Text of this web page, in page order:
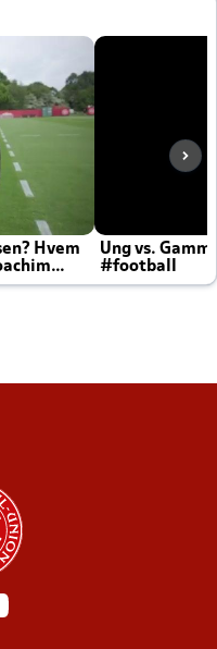
Hvem
Ung vs.
#football